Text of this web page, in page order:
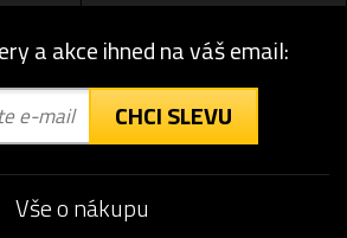
a akce ihned na váš email:
CHCI SLEVU
Vše o nákupu